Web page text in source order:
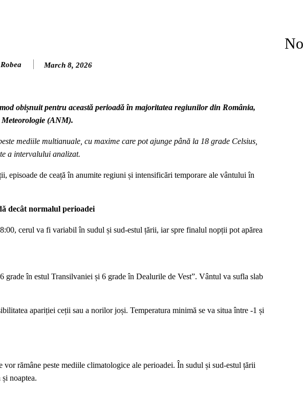
March 8, 2026
obișnuit pentru această perioadă în majoritatea regiunilor din România,
Meteorologie (ANM).
mediile multianuale, cu maxime care pot ajunge până la 18 grade Celsius,
a intervalului analizat.
episoade de ceață în anumite regiuni și intensificări temporare ale vântului în
decât normalul perioadei
cerul va fi variabil în sudul și sud-estul țării, iar spre finalul nopții pot apărea
în estul Transilvaniei și 6 grade în Dealurile de Vest”. Vântul va sufla slab
apariției ceții sau a norilor joși. Temperatura minimă se va situa între -1 și
rămâne peste mediile climatologice ale perioadei. În sudul și sud-estul țării
noaptea.